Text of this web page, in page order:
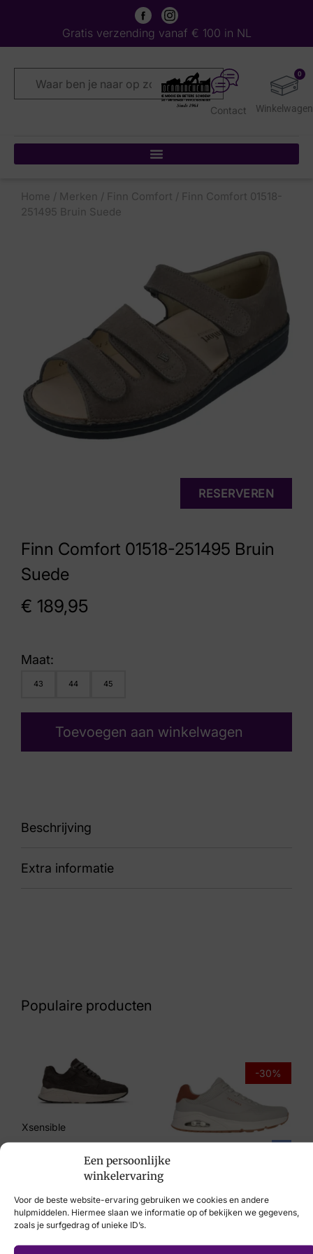
Een persoonlijke
winkelervaring
Voor de beste website-ervaring gebruiken we cookies en andere
hulpmiddelen. Hiermee slaan we informatie op of bekijken we gegevens,
zoals je surfgedrag of unieke ID’s.
Gratis verzending vanaf € 100 in NL
0
Contact
Home / Merken / Finn Comfort / Finn Comfort 01518-
251495 Bruin Suede
Finn Comfort 01518-251495 Bruin
Suede
€ 189,95
RESERVEREN
Maat:
43 44 45
Toevoegen aan winkelwagen
Beschrijving
89
Extra informatie
Merk
Finn Comfort
Artikelnummer
01518-251495
Populaire producten
Xsensible
-30%